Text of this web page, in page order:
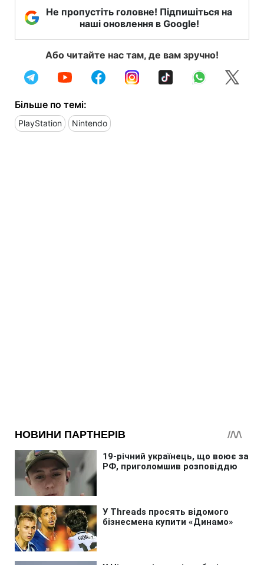
Не пропустіть головне! Підпишіться на
наші оновлення в Google!
Або читайте нас там, де вам зручно!
Більше по темі:
PlayStation Nintendo